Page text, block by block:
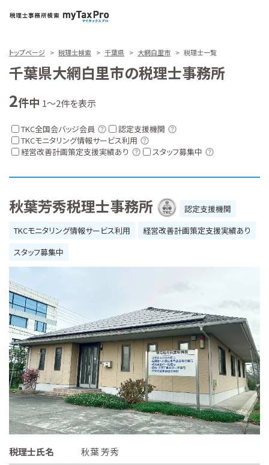
トップページ 税理士検索 千葉県 大網白里市 税理士一覧
千葉県大網白里市の税理士事務所
2件中 1～2件を表示
TKC全国会バッジ会員
認定支援機関
TKCモニタリング情報サービス利用
経営改善計画策定支援実績あり
スタッフ募集中
秋葉芳秀税理士事務所
認定支援機関
TKCモニタリング情報サービス利用
経営改善計画策定支援実績あり
スタッフ募集中
税理士氏名
秋葉 芳秀